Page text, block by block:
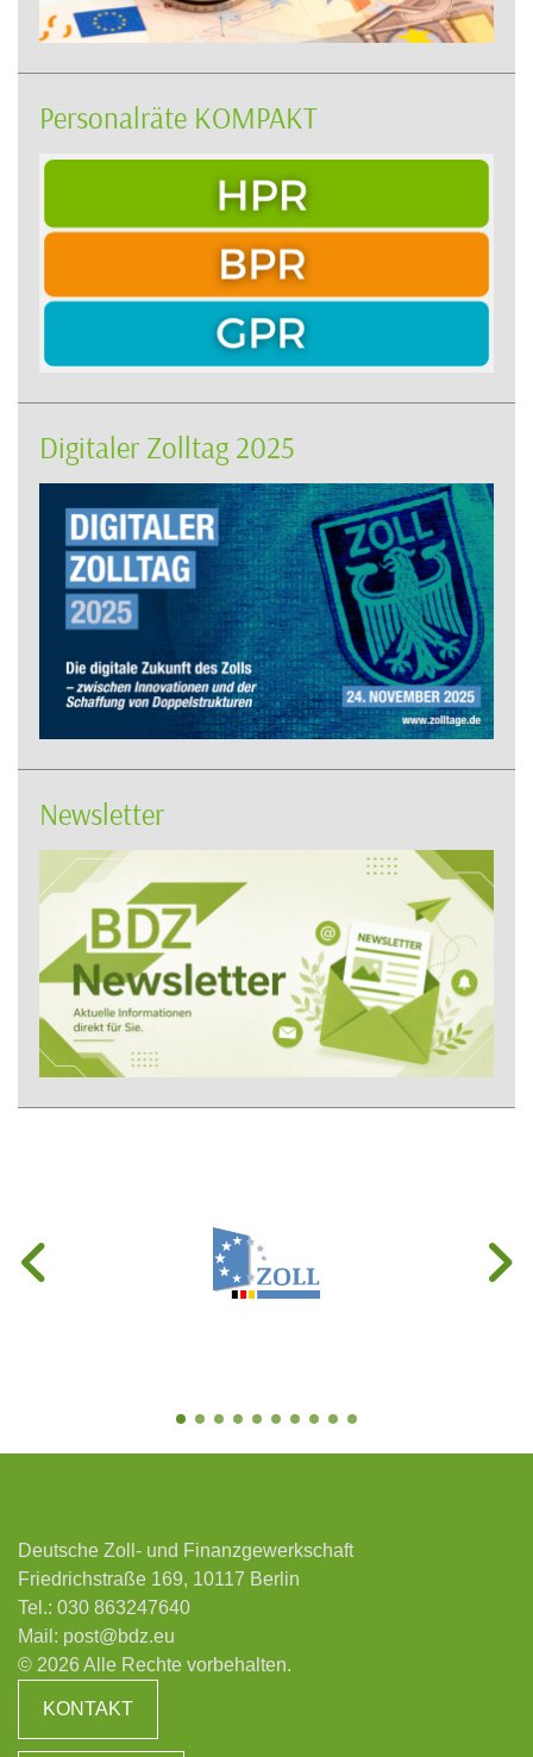
Personalräte KOMPAKT
Digitaler Zolltag 2025
Newsletter
Deutsche Zoll- und Finanzgewerkschaft
Friedrichstraße 169, 10117 Berlin
Tel.: 030 863247640
Mail: post@bdz.eu
© 2026 Alle Rechte vorbehalten.
KONTAKT